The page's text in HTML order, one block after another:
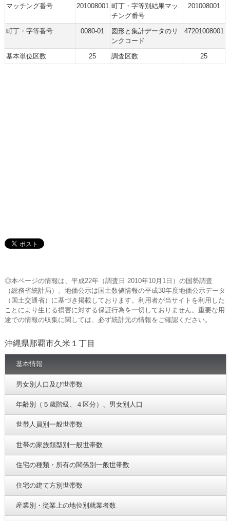
マッチング番号 201008001 町丁・字等別結果マッ
チング番号
201008001
町丁・字等番号 0080-01
図形と集計データのリ
ンクコード
47201008001
基本単位区数 25 調査区数 25
◎本ページの情報は、平成22年（調査日 2010年10月1日）の国勢調査
（総務省統計局）、地価公示は国土数値情報の平成30年度地価公示データ
（国土交通省）に基づき掲載しております。利用者が当サイトを利用した
ことにより生じる損害に対する保証行為を一切しておりません。重要な用
途での情報の収集に関しては、必ず統計元の情報をご確認ください。
沖縄県那覇市久米１丁目
基本情報
男女別人口及び世帯数
年齢別（５歳階級、４区分）、男女別人口
世帯人員別一般世帯数
世帯の家族類型別一般世帯数
住宅の種類・所有の関係別一般世帯数
住宅の建て方別世帯数
産業別・従業上の地位別就業者数